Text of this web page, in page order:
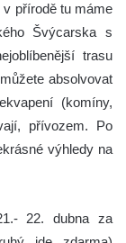
přírodě tu máme
Švýcarska s
trasu
absolvovat
(komíny,
přívozem. Po
výhledy na
22. dubna za